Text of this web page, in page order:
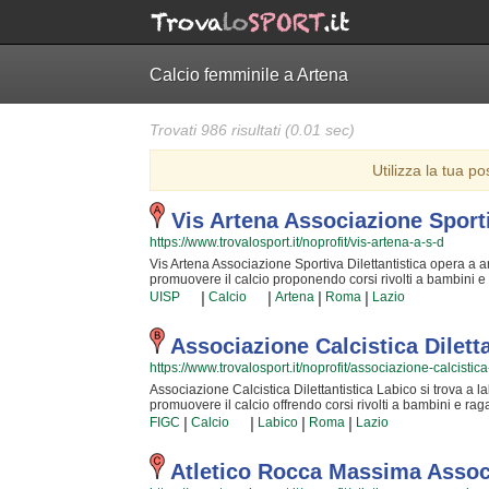
Calcio femminile a Artena
Trovati 986 risultati (0.01 sec)
Utilizza la tua
Vis Artena Associazione
https://www.trovalosport.it/noprofit/vis-artena-a-s-d
Vis Artena Associazione Sportiva Dilettantistica opera a
promuovere il calcio proponendo corsi rivolti a bambini
nella comunità di artena ha educato generazioni di
degli sport di squadra. I loro istruttori di calcio sono tra i
sviluppare il talento dei bambini che iniziano a giocare
motivo Vis Artena Associazione Sportiva Dilettantistica
perché possa raggiungere il successo che merita in un
tengono al campo a {city} e seguono l'andamento del
squadra, si tengono generalmente nel week end. Se
campo o inviare un messaggio cliccando sul bottone
UISP | Calcio | Artena | Roma | Lazio
Associazione Calcistica
https://www.trovalosport.it/noprofit/associazione-
Associazione Calcistica Dilettantistica Labico si trova a
promuovere il calcio offrendo corsi rivolti a bambini e
comunità di labico ha educato generazioni di atleti,
sport di squadra. I loro istruttori di calcio sono tra i più
il talento dei bambini che iniziano a giocare e dei
Associazione Calcistica Dilettantistica Labico sarà lieta
raggiungere il successo che merita in un ambiente
FIGC | Calcio | Labico | Roma | Lazio
Atletico Rocca Massima